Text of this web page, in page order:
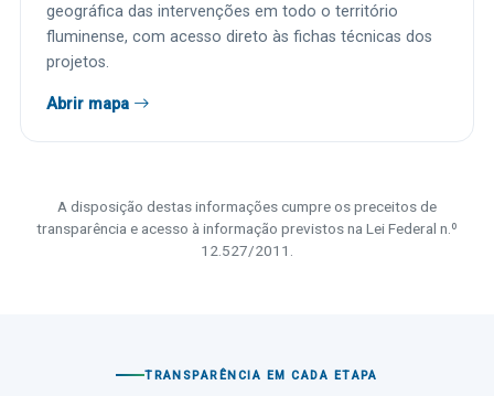
geográfica das intervenções em todo o território
fluminense, com acesso direto às fichas técnicas dos
projetos.
Abrir mapa
A disposição destas informações cumpre os preceitos de
transparência e acesso à informação previstos na Lei Federal n.º
12.527/2011.
TRANSPARÊNCIA EM CADA ETAPA